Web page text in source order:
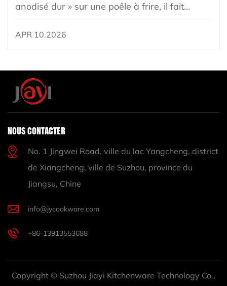
anodisé dur » sur une poêle à frire, il fait
référence à un traitement de surface
électrochimique spécifique appliqué à
APR 10.2026
NOUS CONTACTER
No. 1 Jingwei Road, ville du lac Yangcheng, district
de Xiangcheng, ville de Suzhou, province du
Jiangsu, Chine
info@jycookware.com
+86-13913553688
Copyright © Suzhou Jiayi Kitchenware Technology Co.,